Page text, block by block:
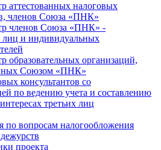
аттестованных налоговых
членов Союза «ПНК»
членов Союза «ПНК» -
и индивидуальных
образовательных организаций,
Союзом «ПНК»
консультантов со
по ведению учета и составлению
третьих лиц
по вопросам налогообложения
проекта